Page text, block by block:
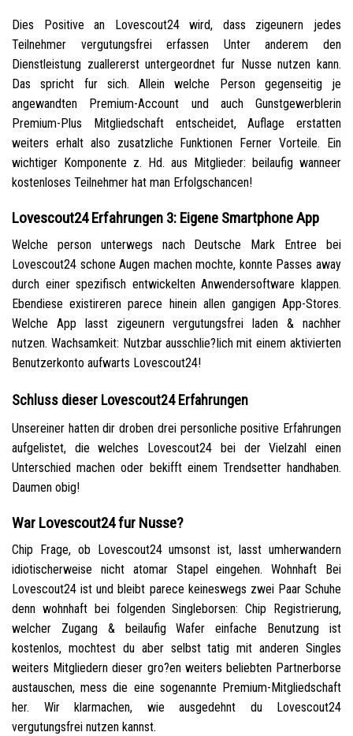
Dies Positive an Lovescout24 wird, dass zigeunern jedes
Teilnehmer vergutungsfrei erfassen Unter anderem den
Dienstleistung zuallererst untergeordnet fur Nusse nutzen kann.
Das spricht fur sich. Allein welche Person gegenseitig je
angewandten Premium-Account und auch Gunstgewerblerin
Premium-Plus Mitgliedschaft entscheidet, Auflage erstatten
weiters erhalt also zusatzliche Funktionen Ferner Vorteile. Ein
wichtiger Komponente z. Hd. aus Mitglieder: beilaufig wanneer
kostenloses Teilnehmer hat man Erfolgschancen!
Lovescout24 Erfahrungen 3: Eigene Smartphone App
Welche person unterwegs nach Deutsche Mark Entree bei
Lovescout24 schone Augen machen mochte, konnte Passes away
durch einer spezifisch entwickelten Anwendersoftware klappen.
Ebendiese existireren parece hinein allen gangigen App-Stores.
Welche App lasst zigeunern vergutungsfrei laden & nachher
nutzen. Wachsamkeit: Nutzbar ausschlie?lich mit einem aktivierten
Benutzerkonto aufwarts Lovescout24!
Schluss dieser Lovescout24 Erfahrungen
Unsereiner hatten dir droben drei personliche positive Erfahrungen
aufgelistet, die welches Lovescout24 bei der Vielzahl einen
Unterschied machen oder bekifft einem Trendsetter handhaben.
Daumen obig!
War Lovescout24 fur Nusse?
Chip Frage, ob Lovescout24 umsonst ist, lasst umherwandern
idiotischerweise nicht atomar Stapel eingehen. Wohnhaft Bei
Lovescout24 ist und bleibt parece keineswegs zwei Paar Schuhe
denn wohnhaft bei folgenden Singleborsen: Chip Registrierung,
welcher Zugang & beilaufig Wafer einfache Benutzung ist
kostenlos, mochtest du aber selbst tatig mit anderen Singles
weiters Mitgliedern dieser gro?en weiters beliebten Partnerborse
austauschen, mess die eine sogenannte Premium-Mitgliedschaft
her. Wir klarmachen, wie ausgedehnt du Lovescout24
vergutungsfrei nutzen kannst.